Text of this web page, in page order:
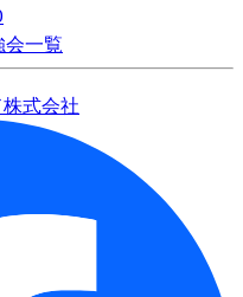
会一覧
式会社